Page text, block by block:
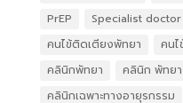
PrEP
Specialist doctor
คนไข้ติดเตียงพัทยา
คน
คลินิกพัทยา
คลินิก พัทยา
คลินิกเฉพาะทางอายุรกรรม